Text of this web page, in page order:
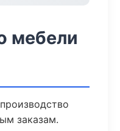
мебели
заказам.